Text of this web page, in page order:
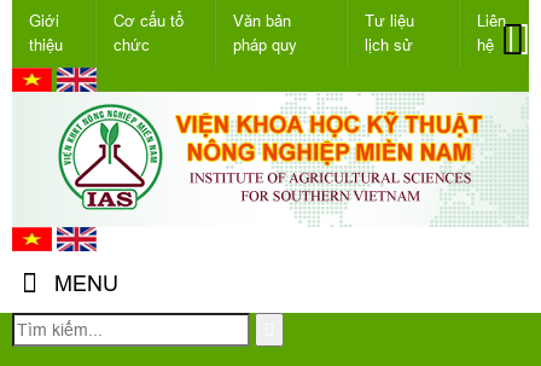
Giới
thiệu
Cơ cấu tổ
chức
Văn bản
pháp quy
Tư liệu
lịch sử
Liên
hệ
MENU